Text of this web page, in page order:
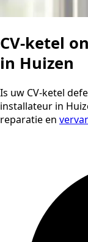
CV-ketel
in Huizen
Is uw CV-ketel
installateur in
reparatie en